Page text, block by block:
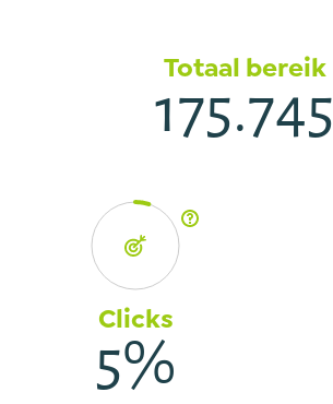
Totaal bereik
175.745
Clicks
5%